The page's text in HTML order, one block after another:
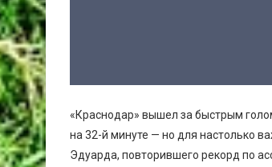
«Краснодар» вышел за быстрым
на 32-й минуте — но для настолько
Эдуарда, повторившего рекорд по